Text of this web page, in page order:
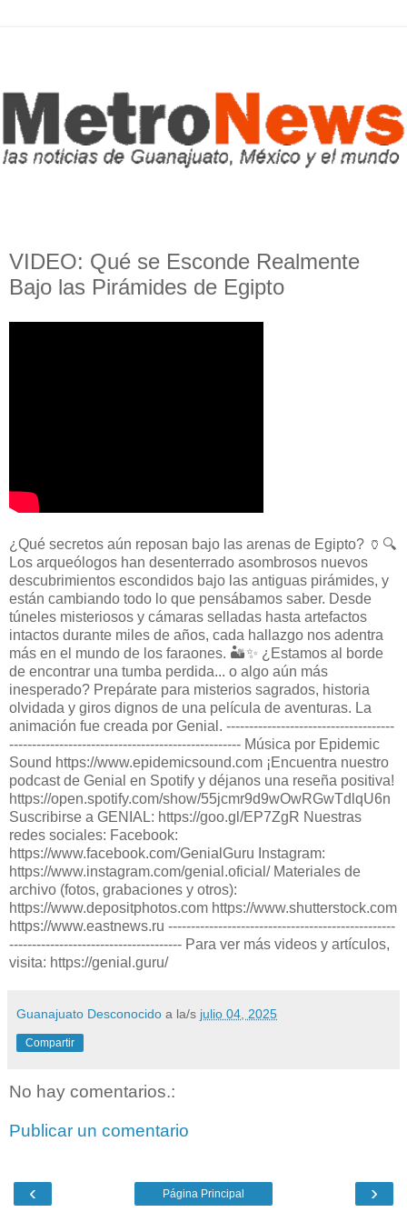
VIDEO: Qué se Esconde Realmente
Bajo las Pirámides de Egipto
¿Qué secretos aún reposan bajo las arenas de Egipto? 🏺🔍
Los arqueólogos han desenterrado asombrosos nuevos
descubrimientos escondidos bajo las antiguas pirámides, y
están cambiando todo lo que pensábamos saber. Desde
túneles misteriosos y cámaras selladas hasta artefactos
intactos durante miles de años, cada hallazgo nos adentra
más en el mundo de los faraones. 🏜️✨ ¿Estamos al borde
de encontrar una tumba perdida... o algo aún más
inesperado? Prepárate para misterios sagrados, historia
olvidada y giros dignos de una película de aventuras. La
animación fue creada por Genial. -------------------------------------
--------------------------------------------------- Música por Epidemic
Sound https://www.epidemicsound.com ¡Encuentra nuestro
podcast de Genial en Spotify y déjanos una reseña positiva!
https://open.spotify.com/show/55jcmr9d9wOwRGwTdlqU6n
Suscribirse a GENIAL: https://goo.gl/EP7ZgR Nuestras
redes sociales: Facebook:
https://www.facebook.com/GenialGuru Instagram:
https://www.instagram.com/genial.oficial/ Materiales de
archivo (fotos, grabaciones y otros):
https://www.depositphotos.com https://www.shutterstock.com
https://www.eastnews.ru --------------------------------------------------
-------------------------------------- Para ver más videos y artículos,
visita: https://genial.guru/
Guanajuato Desconocido a la/s julio 04, 2025
Compartir
No hay comentarios.:
Publicar un comentario
‹ ›
Página Principal